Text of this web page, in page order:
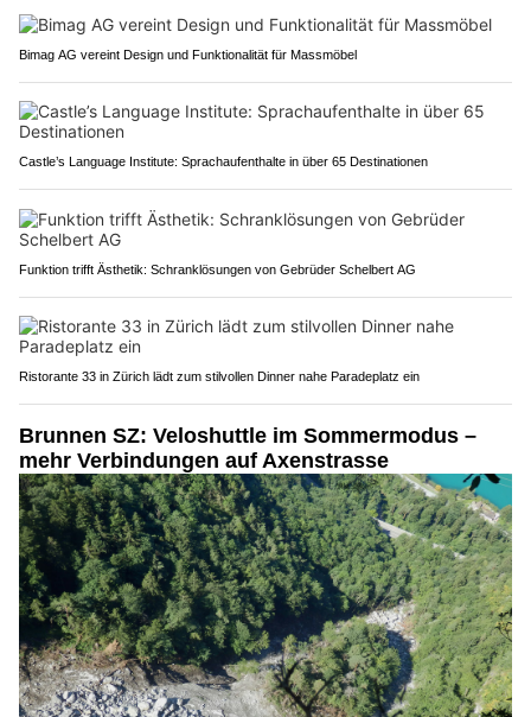
Bimag AG vereint Design und Funktionalität für Massmöbel
Castle’s Language Institute: Sprachaufenthalte in über 65 Destinationen
Funktion trifft Ästhetik: Schranklösungen von Gebrüder Schelbert AG
Ristorante 33 in Zürich lädt zum stilvollen Dinner nahe Paradeplatz ein
Brunnen SZ: Veloshuttle im Sommermodus –
mehr Verbindungen auf Axenstrasse